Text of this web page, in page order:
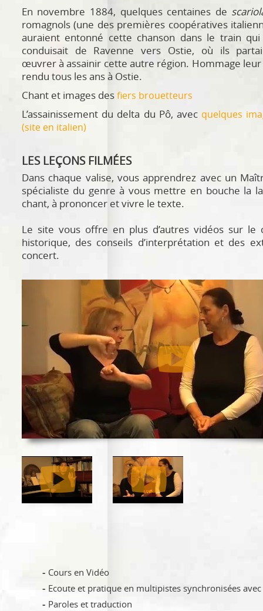
En novembre 1884, quelques centaines de
romagnols (une des premières coopératives
auraient entonné cette chanson dans le train
conduisait de Ravenne vers Ostie, où ils
œuvrer à assainir cette autre région. Hommage
rendu tous les ans à Ostie.
Chant et images desfiers brouetteurs
L’assainissement du delta du Pô, avec quelques
(site en italien)
LES LEÇONS FILMÉES
Dans chaque valise, vous apprendrez avec un
spécialiste du genre à vous mettre en bouche la
chant, à prononcer et vivre le texte.
Le site vous offre en plus d’autres vidéos sur le
historique, des conseils d’interprétation et des
concert.
Cours en Vidéo
Ecoute et pratique en multipistes synchronisées
Paroles et traduction